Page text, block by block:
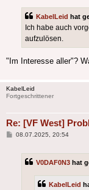
KabelLeid hat
Ich habe auch
aufzulösen.
"Im Interesse aller"?
KabelLeid
Fortgeschrittener
Re: [VF West]
Beitrag
08.07.2025, 20:54
V0DAF0N3 hat
KabelLeid